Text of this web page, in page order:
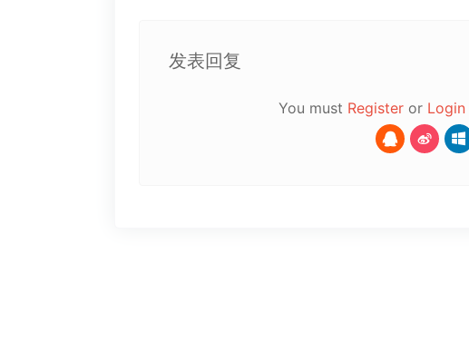
发表回复
You must Register or Login